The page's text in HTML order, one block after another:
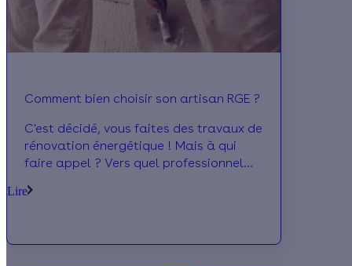
Comment bien choisir son artisan RGE ?
C'est décidé, vous faites des travaux de
rénovation énergétique ! Mais à qui
faire appel ? Vers quel professionnel
sur Comment choisir votre artisan RGE !
aides énergétiques.
Lire